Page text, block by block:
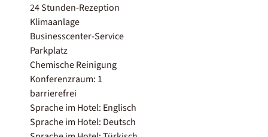
24 Stunden-Rezeption
Klimaanlage
Businesscenter-Service
Parkplatz
Chemische Reinigung
Konferenzraum: 1
barrierefrei
Sprache im Hotel: Englisch
Sprache im Hotel: Deutsch